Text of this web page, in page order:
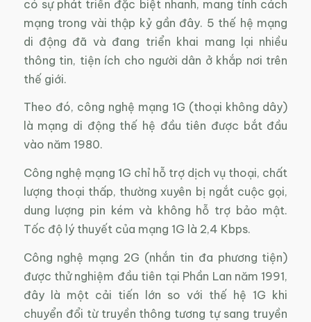
có sự phát triển đặc biệt nhanh, mang tính cách
mạng trong vài thập kỷ gần đây. 5 thế hệ mạng
di động đã và đang triển khai mang lại nhiều
thông tin, tiện ích cho người dân ở khắp nơi trên
thế giới.
Theo đó, công nghệ mạng 1G (thoại không dây)
là mạng di động thế hệ đầu tiên được bắt đầu
vào năm 1980.
Công nghệ mạng 1G chỉ hỗ trợ dịch vụ thoại, chất
lượng thoại thấp, thường xuyên bị ngắt cuộc gọi,
dung lượng pin kém và không hỗ trợ bảo mật.
Tốc độ lý thuyết của mạng 1G là 2,4 Kbps.
Công nghệ mạng 2G (nhắn tin đa phương tiện)
được thử nghiệm đầu tiên tại Phần Lan năm 1991,
đây là một cải tiến lớn so với thế hệ 1G khi
chuyển đổi từ truyền thông tương tự sang truyền